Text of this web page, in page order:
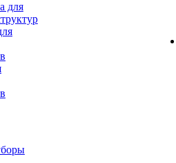
для